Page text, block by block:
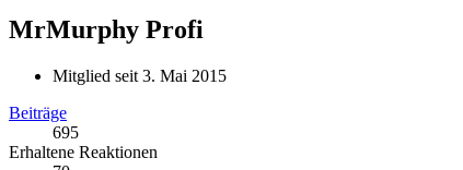
MrMurphy Profi
Mitglied seit 3. Mai 2015
Beiträge
695
Erhaltene Reaktionen